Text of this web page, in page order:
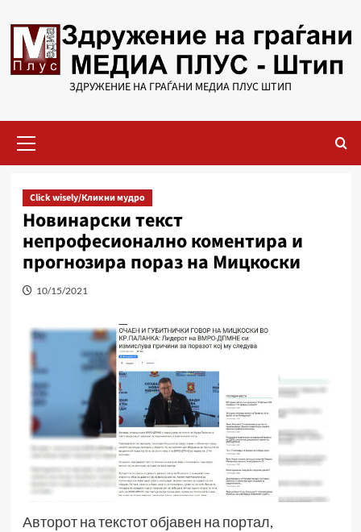
to
content
ЗДРУЖЕНИЕ НА ГРАЃАНИ МЕДИА ПЛУС ШТИП
Menu
Click wisely/Кликни мудро
Новинарски текст
непрофесионално коментира и
прогнозира пораз на Мицкоски
10/15/2021
Авторот на текстот објавен на портал,